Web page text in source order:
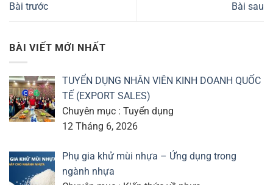
Bài trước Bài sau
BÀI VIẾT MỚI NHẤT
TUYỂN DỤNG NHÂN VIÊN KINH DOANH QUỐC
TẾ (EXPORT SALES)
Chuyên mục : Tuyển dụng
12 Tháng 6, 2026
Phụ gia khử mùi nhựa – Ứng dụng trong
ngành nhựa